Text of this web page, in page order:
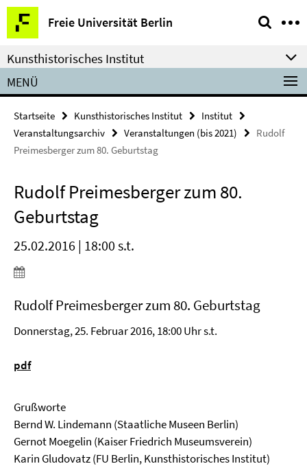
Springe
direkt
zu
Inhalt
Freie Universität Berlin
Service-
Navigation
Kunsthistorisches Institut
MENÜ
Startseite Kunsthistorisches Institut
Institut
Veranstaltungsarchiv
Veranstaltungen (bis 2021)
Rudolf
Preimesberger zum 80. Geburtstag
Rudolf Preimesberger zum 80.
Geburtstag
25.02.2016 | 18:00 s.t.
Rudolf Preimesberger zum 80. Geburtstag
Donnerstag, 25. Februar 2016, 18:00 Uhr s.t.
pdf
Grußworte
Bernd W. Lindemann (Staatliche Museen Berlin)
Gernot Moegelin (Kaiser Friedrich Museumsverein)
Karin Gludovatz (FU Berlin, Kunsthistorisches Institut)